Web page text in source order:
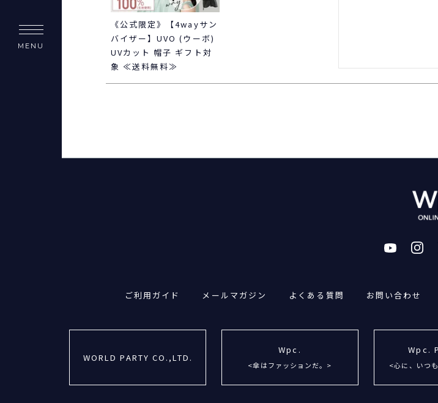
《公式限定》【4wayサン
バイザー】UVO (ウーボ)
UVカット 帽子 ギフト対
象 ≪送料無料≫
ご利用ガイド メールマガジン よくある質問 お問い合わせ
WORLD PARTY CO.,LTD.
Wpc.
<傘はファッションだ。>
Wpc.
<心に、いつ
MENU